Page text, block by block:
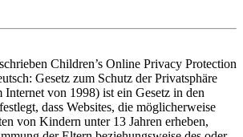
Children’s Online Privacy Protection
Gesetz zum Schutz der Privatsphäre
von 1998) ist ein Gesetz in den
dass Websites, die möglicherweise
von Kindern unter 13 Jahren erheben,